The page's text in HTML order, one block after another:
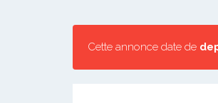
Cette annonce date de